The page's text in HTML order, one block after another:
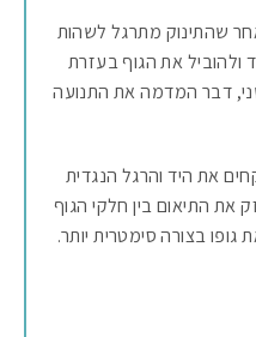
שהתינוק מתרגל לשהות
ולהוביל את הגוף בעזרת
דבר המדמה את התנועה
את היד והרגל הנגדית
את התיאום בין חלקי הגוף
גופו בצורה סימטרית יותר.